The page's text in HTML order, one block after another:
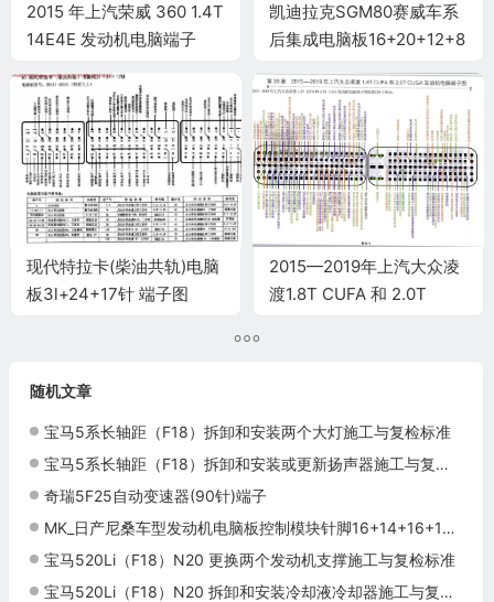
2015 年上汽荣威 360 1.4T
14E4E 发动机电脑端子
凯迪拉克SGM80赛威车系
后集成电脑板16+20+12+8
现代特拉卡(柴油共轨)电脑
板3l+24+17针 端子图
2015—2019年上汽大众凌
渡1.8T CUFA 和 2.0T
随机文章
宝马5系长轴距（F18）拆卸和安装两个大灯施工与复检标准
宝马5系长轴距（F18）拆卸和安装或更新扬声器施工与复检标准
奇瑞5F25自动变速器(90针)端子
MK_日产尼桑车型发动机电脑板控制模块针脚16+14+16+18针4 端子图
宝马520Li（F18）N20 更换两个发动机支撑施工与复检标准
宝马520Li（F18）N20 拆卸和安装冷却液冷却器施工与复检标准